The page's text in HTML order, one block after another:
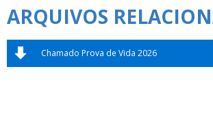
ARQUIVOS
Chamado Prova de Vida 2026